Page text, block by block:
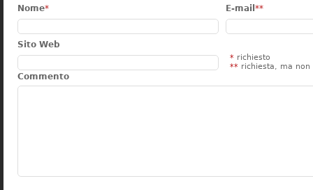
Nome* E-mail **
Sito Web
* richiesto
** richiesta, ma non
Commento